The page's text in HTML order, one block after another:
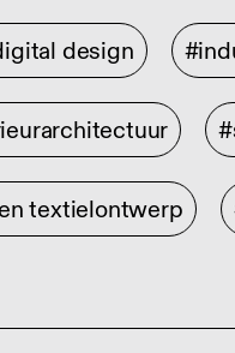
design
textielontwerp